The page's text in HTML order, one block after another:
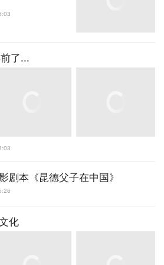
了...
剧本《昆德父子在中国》
化